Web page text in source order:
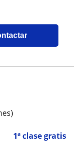
1ª clase gratis